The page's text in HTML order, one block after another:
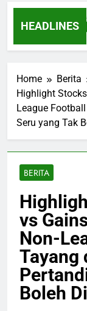
HEADLINES
vs
Ago
Home
Berita
Highlight
League
Seru yang Tak
BERITA
vs
Non-
Tayang
Boleh